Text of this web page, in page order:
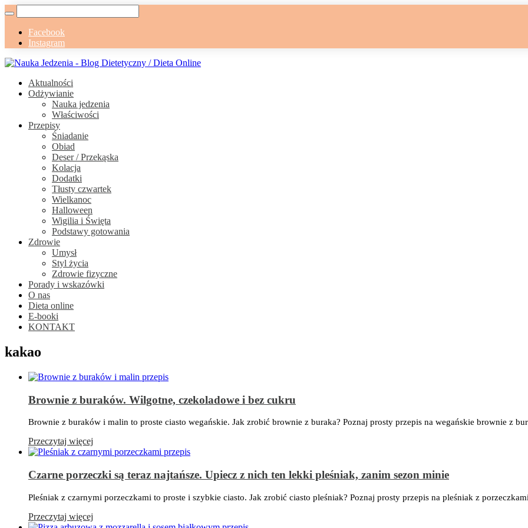
Facebook
Instagram
Aktualności
Odżywianie
Nauka jedzenia
Właściwości
Przepisy
Śniadanie
Obiad
Deser / Przekąska
Kolacja
Dodatki
Tłusty czwartek
Wielkanoc
Halloween
Wigilia i Święta
Podstawy gotowania
Zdrowie
Umysł
Styl życia
Zdrowie fizyczne
Porady i wskazówki
O nas
Dieta online
E-booki
KONTAKT
kakao
Brownie z buraków. Wilgotne, czekoladowe i bez cukru
Brownie z buraków i malin to proste ciasto wegańskie. Jak zrobić brownie z buraka? Poznaj prosty przepis na wegańskie brownie z
Przeczytaj więcej
Czarne porzeczki są teraz najtańsze. Upiecz z nich ten lekki pleśniak, zanim sezon minie
Pleśniak z czarnymi porzeczkami to proste i szybkie ciasto. Jak zrobić ciasto pleśniak? Poznaj prosty przepis na pleśniak z
Przeczytaj więcej